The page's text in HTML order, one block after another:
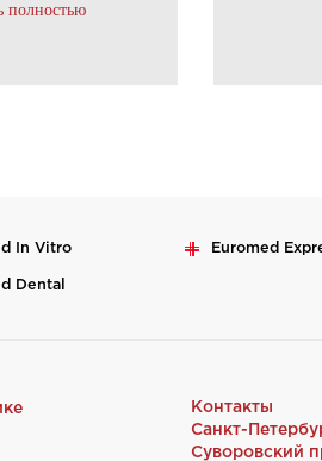
полностью
In Vitro Euromed
Dental
Контакты
Санкт-
Суворовский